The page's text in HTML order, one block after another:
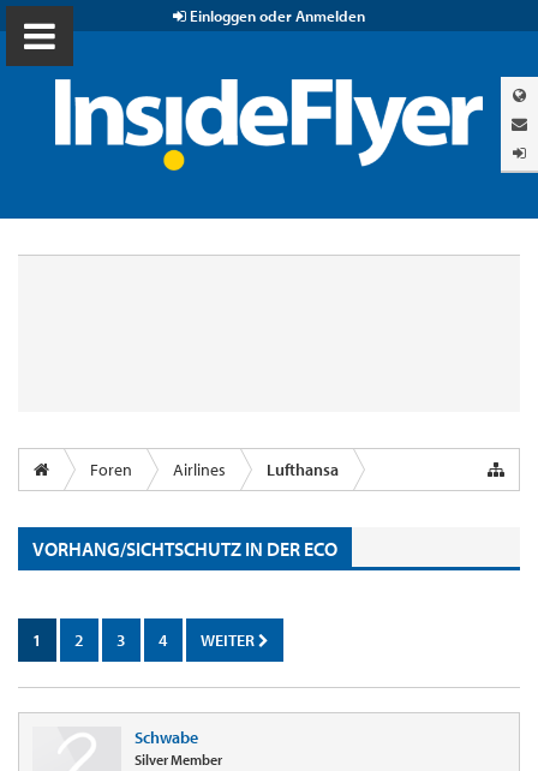
Einloggen oder Anmelden
Foren Airlines Lufthansa
VORHANG/SICHTSCHUTZ IN DER ECO
1 2 3 4 WEITER
Schwabe
Silver Member